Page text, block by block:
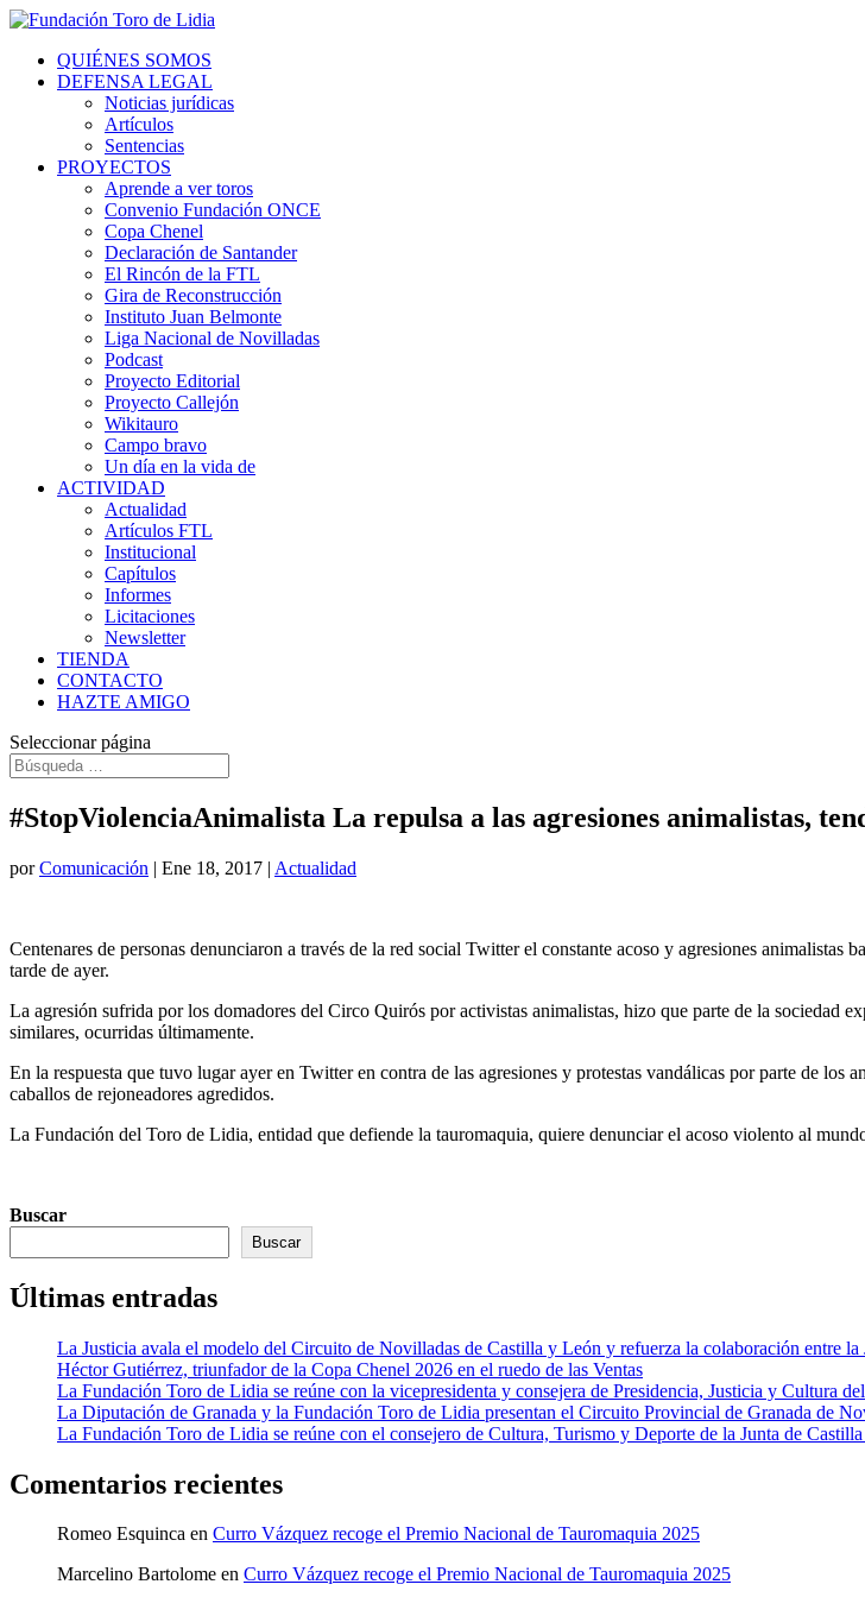
QUIÉNES SOMOS
DEFENSA LEGAL
Noticias jurídicas
Artículos
Sentencias
PROYECTOS
Aprende a ver toros
Convenio Fundación ONCE
Copa Chenel
Declaración de Santander
El Rincón de la FTL
Gira de Reconstrucción
Instituto Juan Belmonte
Liga Nacional de Novilladas
Podcast
Proyecto Editorial
Proyecto Callejón
Wikitauro
Campo bravo
Un día en la vida de
ACTIVIDAD
Actualidad
Artículos FTL
Institucional
Capítulos
Informes
Licitaciones
Newsletter
TIENDA
CONTACTO
HAZTE AMIGO
Seleccionar página
#StopViolenciaAnimalista La repulsa a las agresiones animalistas,
porComunicación | Ene 18, 2017 | Actualidad
Centenares de personas denunciaron a través de la red social Twitter el constante acoso y agresiones
tarde de ayer.
La agresión sufrida por los domadores del Circo Quirós por activistas animalistas, hizo que parte de la sociedad
similares, ocurridas últimamente.
En la respuesta que tuvo lugar ayer en Twitter en contra de las agresiones y protestas vandálicas por parte de los
caballos de rejoneadores agredidos.
La Fundación del Toro de Lidia, entidad que defiende la tauromaquia, quiere denunciar el acoso violento al
Buscar
Buscar
Últimas entradas
La Justicia avala el modelo del Circuito de Novilladas de Castilla y León y refuerza la colaboración entre
Héctor Gutiérrez, triunfador de la Copa Chenel 2026 en el ruedo de las Ventas
La Fundación Toro de Lidia se reúne con la vicepresidenta y consejera de Presidencia, Justicia y Cultura
La Diputación de Granada y la Fundación Toro de Lidia presentan el Circuito Provincial de Granada de
La Fundación Toro de Lidia se reúne con el consejero de Cultura, Turismo y Deporte de la Junta de
Comentarios recientes
Romeo Esquinca en Curro Vázquez recoge el Premio Nacional de Tauromaquia 2025
Marcelino Bartolome en Curro Vázquez recoge el Premio Nacional de Tauromaquia 2025